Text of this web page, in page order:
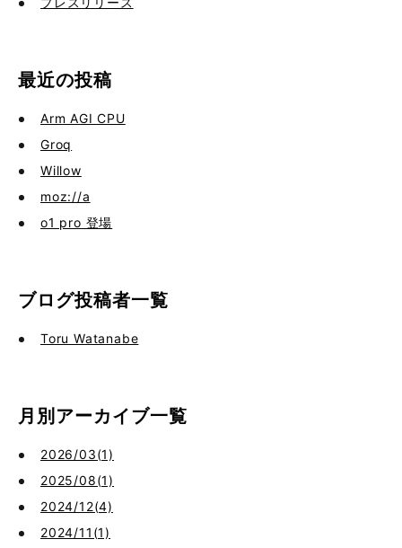
最近の投稿
Arm AGI CPU
Groq
Willow
moz://a
o1 pro 登場
ブログ投稿者一覧
Toru Watanabe
月別アーカイブ一覧
2026/03(1)
2025/08(1)
2024/12(4)
2024/11(1)